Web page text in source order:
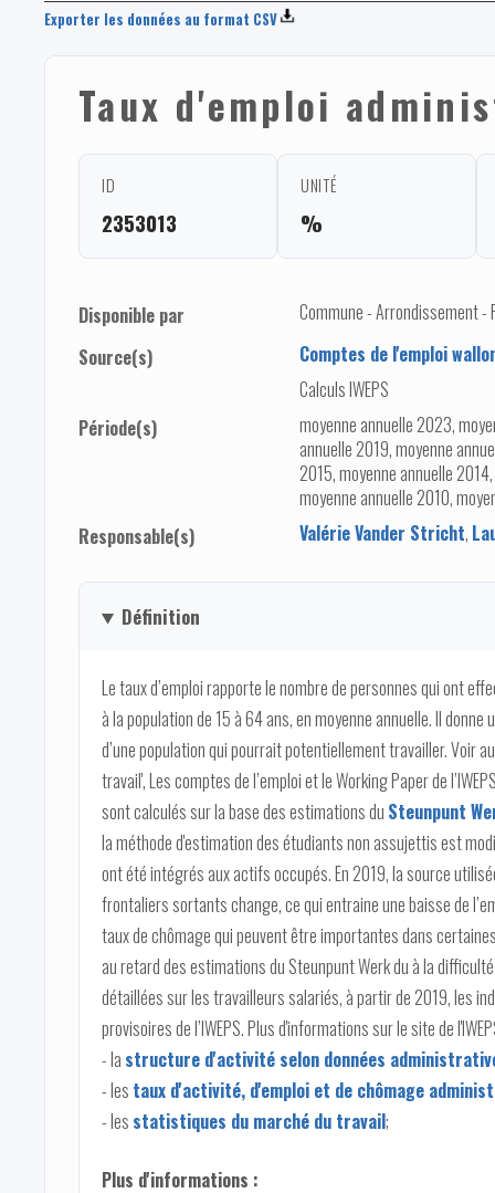
Exporter les données au format CSV
Taux d'emploi
ID
2353013
UNITÉ
%
Disponible par
Commune - Arrondissement -
Source(s)
Comptes de l'emploi
Calculs IWEPS
Période(s)
moyenne annuelle 2023,
annuelle 2019, moyenne
2015, moyenne annuelle
moyenne annuelle 2010,
Responsable(s)
Valérie Vander Stricht,
Définition
Le taux d’emploi rapporte le nombre de personnes qui ont
à la population de 15 à 64 ans, en moyenne annuelle. Il
d’une population qui pourrait potentiellement travailler. Voir
travail', Les comptes de l’emploi et le Working Paper de
sont calculés sur la base des estimations du Steunpunt
la méthode d'estimation des étudiants non assujettis est
ont été intégrés aux actifs occupés. En 2019, la source
frontaliers sortants change, ce qui entraine une baisse de
taux de chômage qui peuvent être importantes dans
au retard des estimations du Steunpunt Werk du à la
détaillées sur les travailleurs salariés, à partir de 2019, les
provisoires de l’IWEPS. Plus d'informations sur le site de
- la structure d'activité selon données
- les taux d'activité, d'emploi et de chômage
- les statistiques du marché du travail;
Plus d'informations :